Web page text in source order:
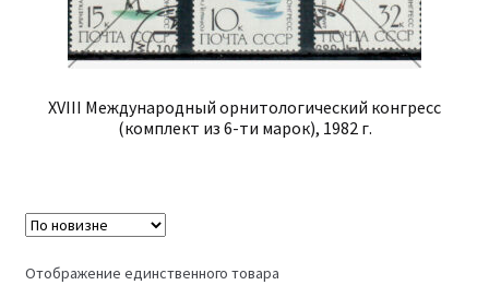
XVIII Международный орнитологический конгресс
(комплект из 6-ти марок), 1982 г.
Отображение единственного товара